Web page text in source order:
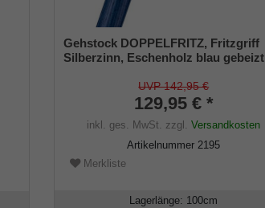
Gehstock DOPPELFRITZ, Fritzgriff
Silberzinn, Eschenholz blau gebeizt
UVP 142,95 €
129,95 € *
inkl. ges. MwSt. zzgl.Versandkosten
Artikelnummer 2195
Merkliste
Lagerlänge: 100cm